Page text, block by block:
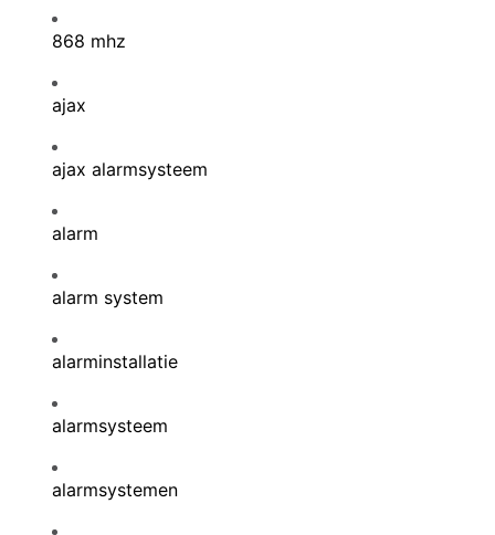
868 mhz
ajax
ajax alarmsysteem
alarm
alarm system
alarminstallatie
alarmsysteem
alarmsystemen